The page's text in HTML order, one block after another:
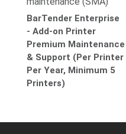
BarTender Enterprise
- Add-on Printer
Premium Maintenance
& Support (Per Printer
Per Year, Minimum 5
Printers)